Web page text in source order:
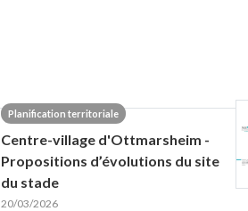
Planification territoriale
Centre-village d'Ottmarsheim -
Propositions d’évolutions du site
du stade
20/03/2026